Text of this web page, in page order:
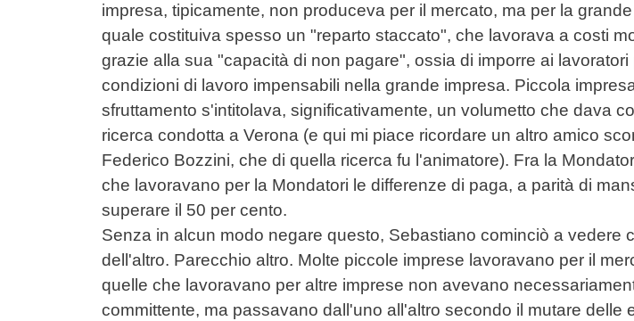
impresa, tipicamente, non produceva per il mercato, ma per la
quale costituiva spesso un "reparto staccato", che lavorava a costi
grazie alla sua "capacità di non pagare", ossia di imporre ai lavoratori
condizioni di lavoro impensabili nella grande impresa. Piccola
sfruttamento s'intitolava, significativamente, un volumetto che dava
ricerca condotta a Verona (e qui mi piace ricordare un altro amico
Federico Bozzini, che di quella ricerca fu l'animatore). Fra la
che lavoravano per la Mondatori le differenze di paga, a parità di
superare il 50 per cento.
Senza in alcun modo negare questo, Sebastiano cominciò a vedere
dell'altro. Parecchio altro. Molte piccole imprese lavoravano per il
quelle che lavoravano per altre imprese non avevano
committente, ma passavano dall'uno all'altro secondo il mutare delle